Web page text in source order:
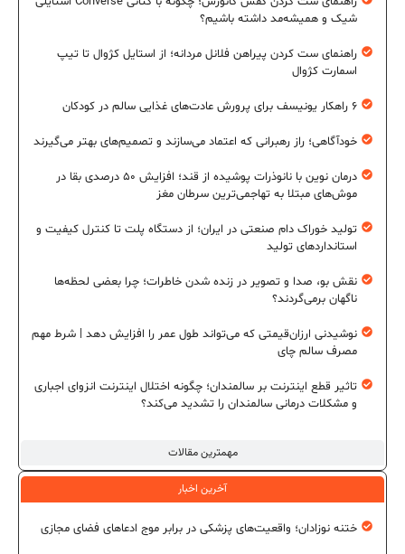
مهمترین مقالات
شیک و همیشه‌مد داشته باشیم؟
راهنمای ست کردن پیراهن فلانل مردانه؛ از استایل کژوال تا تیپ
اسمارت کژوال
۶ راهکار یونیسف برای پرورش عادت‌های غذایی سالم در کودکان
خودآگاهی؛ راز رهبرانی که اعتماد می‌سازند و تصمیم‌های بهتر می‌گیرند
درمان نوین با نانوذرات پوشیده از قند؛ افزایش ۵۰ درصدی بقا در
موش‌های مبتلا به تهاجمی‌ترین سرطان مغز
تولید خوراک دام صنعتی در ایران؛ از دستگاه پلت تا کنترل کیفیت و
استانداردهای تولید
نقش بو، صدا و تصویر در زنده شدن خاطرات؛ چرا بعضی لحظه‌ها
ناگهان برمی‌گردند؟
نوشیدنی ارزان‌قیمتی که می‌تواند طول عمر را افزایش دهد | شرط مهم
مصرف سالم چای
تاثیر قطع اینترنت بر سالمندان؛ چگونه اختلال اینترنت انزوای اجباری
و مشکلات درمانی سالمندان را تشدید می‌کند؟
آخرین اخبار
ختنه نوزادان؛ واقعیت‌های پزشکی در برابر موج ادعاهای فضای مجازی